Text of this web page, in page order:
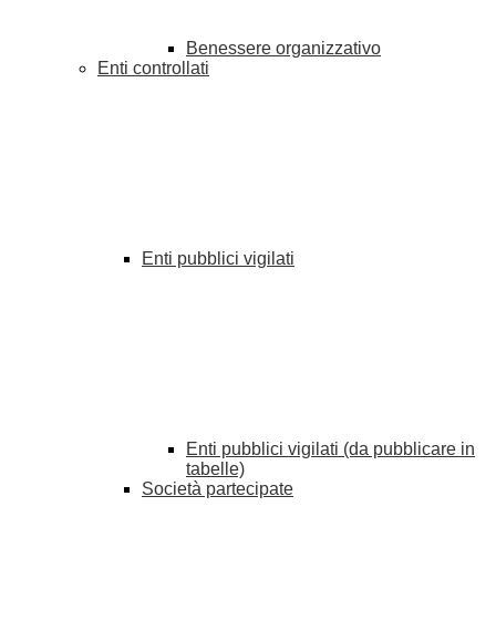
Benessere organizzativo
Enti controllati
Enti pubblici vigilati
Enti pubblici vigilati (da pubblicare in
tabelle)
Società partecipate